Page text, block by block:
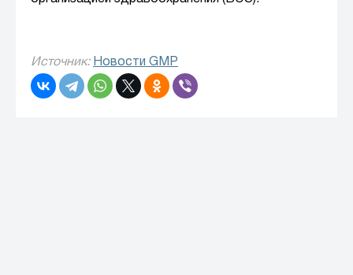
Источник: Новости GMP